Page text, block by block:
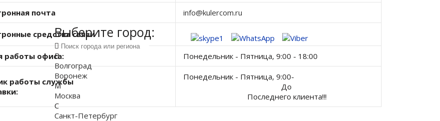
почта info@kulercom.ru
средства связи
работы офиса: Понедельник - Пятница, 9:00 - 18:00
работы службы
Понедельник - Пятница, 9:00-
До
Последнего клиента!!!
Выберите город:
В
Волгоград
Воронеж
М
Москва
С
Санкт-Петербург